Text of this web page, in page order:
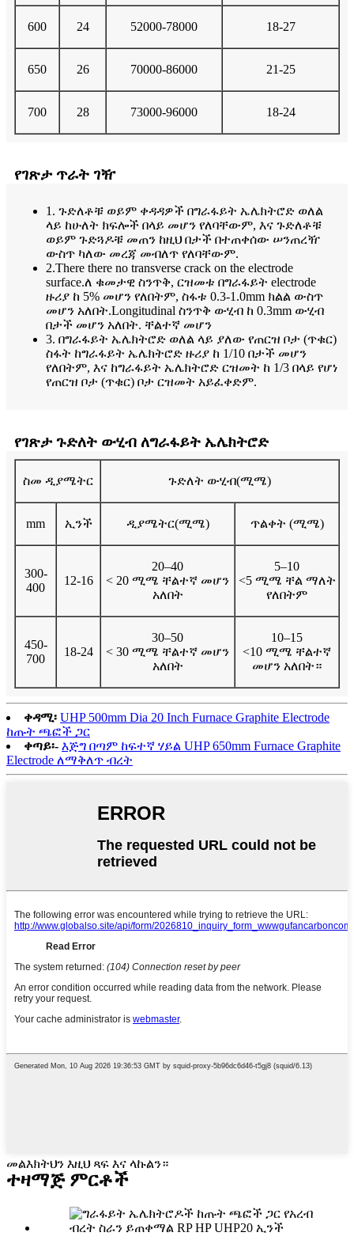
600 24 52000-78000 18-27
650 26 70000-86000 21-25
700 28 73000-96000 18-24
የገጽታ ጥራት ገዥ
1. ጉድለቶቹ ወይም ቀዳዳዎች በግራፋይት ኤሌክትሮድ ወለል
ላይ ከሁለት ክፍሎች በላይ መሆን የለባቸውም, እና ጉድለቶቹ
ወይም ጉድጓዶቹ መጠን ከዚህ በታች በተጠቀሰው ሠንጠረዥ
ውስጥ ካለው መረጃ መብለጥ የለባቸውም.
2.There there no transverse crack on the electrode
surface.ለ ቁመታዊ ስንጥቅ, ርዝመቱ በግራፋይት electrode
ዙሪያ ከ 5% መሆን የለበትም, ስፋቱ 0.3-1.0mm ክልል ውስጥ
መሆን አለበት.Longitudinal ስንጥቅ ውሂብ ከ 0.3mm ውሂብ
በታች መሆን አለበት. ቸልተኛ መሆን
3. በግራፋይት ኤሌክትሮድ ወለል ላይ ያለው የጠርዝ ቦታ (ጥቁር)
ስፋት ከግራፋይት ኤሌክትሮድ ዙሪያ ከ 1/10 በታች መሆን
የለበትም, እና ከግራፋይት ኤሌክትሮድ ርዝመት ከ 1/3 በላይ የሆነ
የጠርዝ ቦታ (ጥቁር) ቦታ ርዝመት አይፈቀድም.
የገጽታ ጉድለት ውሂብ ለግራፋይት ኤሌክትሮድ
ስመ ዲያሜትር ጉድለት ውሂብ(ሚሜ)
mm ኢንች ዲያሜትር(ሚሜ) ጥልቀት (ሚሜ)
300-
400
12-16
20–40
< 20 ሚሜ ቸልተኛ መሆን
አለበት
5–10
<5 ሚሜ ቸል ማለት
የለበትም
450-
700
18-24
30–50
< 30 ሚሜ ቸልተኛ መሆን
አለበት
10–15
<10 ሚሜ ቸልተኛ
መሆን አለበት።
ቀዳሚ፡ UHP 500mm Dia 20 Inch Furnace Graphite Electrode
ከጡት ጫፎች ጋር
ቀጣይ፡- እጅግ በጣም ከፍተኛ ሃይል UHP 650mm Furnace Graphite
Electrode ለማቅለጥ ብረት
መልእክትህን እዚህ ጻፍ እና ላኩልን።
ተዛማጅ ምርቶች